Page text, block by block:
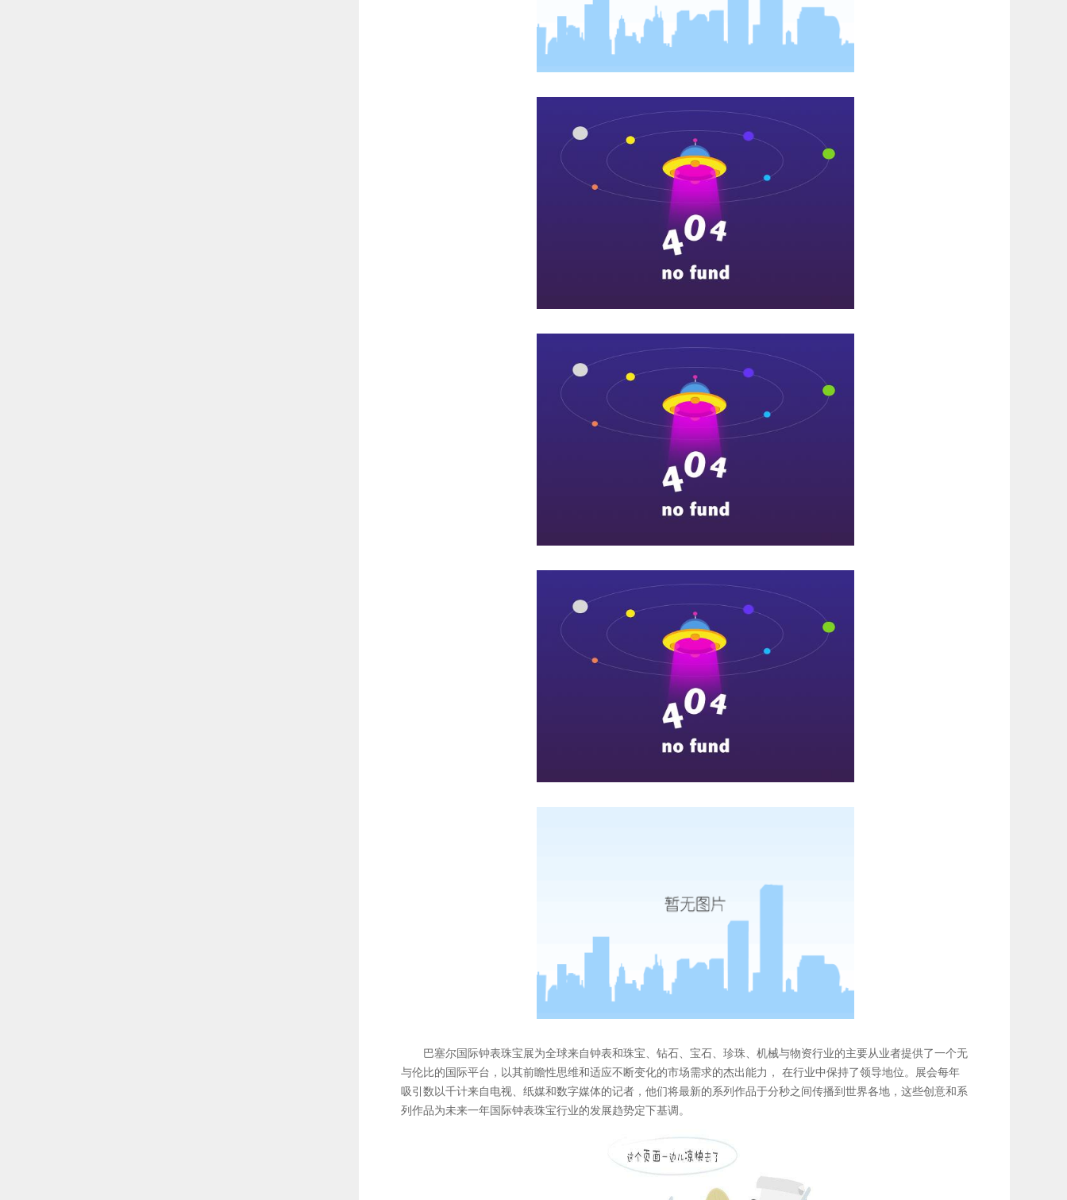
巴塞尔国际钟表珠宝展为全球来自钟表和珠宝、钻石、宝石、珍珠、机械与物资行业的主要从业者提供了一个无
与伦比的国际平台，以其前瞻性思维和适应不断变化的市场需求的杰出能力， 在行业中保持了领导地位。展会每年
吸引数以千计来自电视、纸媒和数字媒体的记者，他们将最新的系列作品于分秒之间传播到世界各地，这些创意和系
列作品为未来一年国际钟表珠宝行业的发展趋势定下基调。